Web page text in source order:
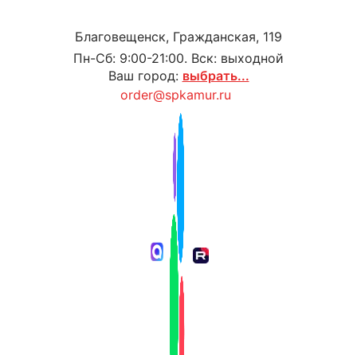
Благовещенск, Гражданская, 119
Пн-Сб: 9:00-21:00. Вск: выходной
Ваш город: выбрать...
order@spkamur.ru